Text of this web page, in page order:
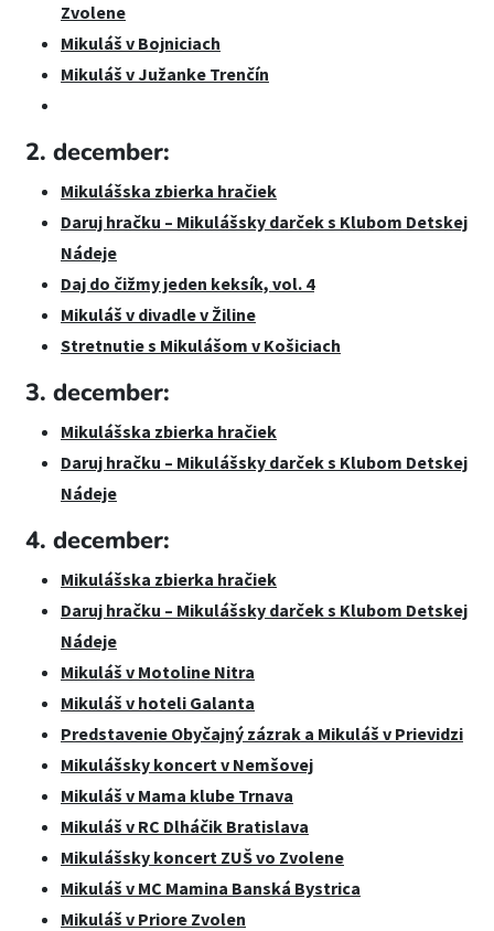
Zvolene
Mikuláš v Bojniciach
Mikuláš v Južanke Trenčín
2. december:
Mikulášska zbierka hračiek
Daruj hračku – Mikulášsky darček s Klubom Detskej
Nádeje
Daj do čižmy jeden keksík, vol. 4
Mikuláš v divadle v Žiline
Stretnutie s Mikulášom v Košiciach
3. december:
Mikulášska zbierka hračiek
Daruj hračku – Mikulášsky darček s Klubom Detskej
Nádeje
4. december:
Mikulášska zbierka hračiek
Daruj hračku – Mikulášsky darček s Klubom Detskej
Nádeje
Mikuláš v Motoline Nitra
Mikuláš v hoteli Galanta
Predstavenie Obyčajný zázrak a Mikuláš v Prievidzi
Mikulášsky koncert v Nemšovej
Mikuláš v Mama klube Trnava
Mikuláš v RC Dlháčik Bratislava
Mikulášsky koncert ZUŠ vo Zvolene
Mikuláš v MC Mamina Banská Bystrica
Mikuláš v Priore Zvolen